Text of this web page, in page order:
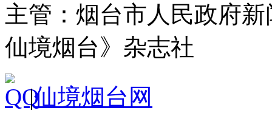
主管：烟台市人民政府
仙境烟台》杂志社
|仙境烟台网